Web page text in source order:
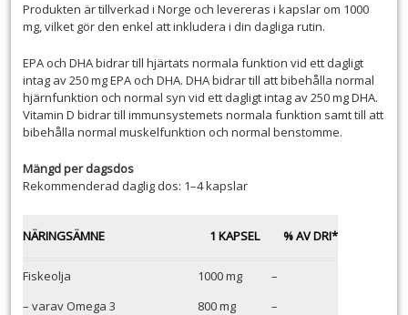
Produkten är tillverkad i Norge och levereras i kapslar om 1000
mg, vilket gör den enkel att inkludera i din dagliga rutin.
EPA och DHA bidrar till hjärtats normala funktion vid ett dagligt
intag av 250 mg EPA och DHA. DHA bidrar till att bibehålla normal
hjärnfunktion och normal syn vid ett dagligt intag av 250 mg DHA.
Vitamin D bidrar till immunsystemets normala funktion samt till att
bibehålla normal muskelfunktion och normal benstomme.
Mängd per dagsdos
Rekommenderad daglig dos: 1–4 kapslar
NÄRINGSÄMNE 1 KAPSEL % AV DRI*
Fiskeolja 1000 mg
–
– varav Omega 3
800 mg
–